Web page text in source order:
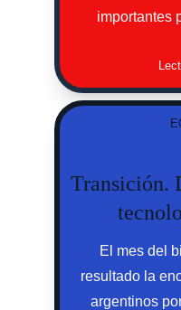
Transición.
importantes
El mes del
resultado la
argentinos